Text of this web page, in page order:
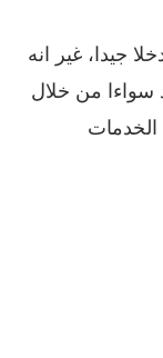
جيدا، غير انه
سواءا من خلال
الخدمات